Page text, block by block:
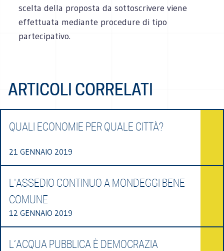
scelta della proposta da sottoscrivere viene
effettuata mediante procedure di tipo
partecipativo.
ARTICOLI CORRELATI
QUALI ECONOMIE PER QUALE CITTÀ?
21 GENNAIO 2019
L'ASSEDIO CONTINUO A MONDEGGI BENE
COMUNE
12 GENNAIO 2019
L’ACQUA PUBBLICA È DEMOCRAZIA